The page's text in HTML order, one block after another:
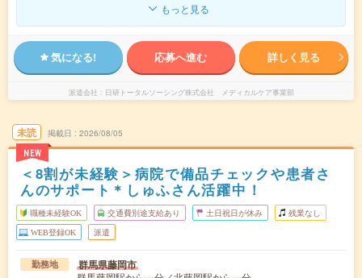
もっと見る
気になる! 応募へ進む 詳しく見る
派遣会社 日研トータルソーシング株式会社 メディカルケア事業部
未読
NEW
掲載日 2026/08/05
＜8割が未経験＞病院で備品チェックや患者さ
んのサポート＊しゅふさん活躍中！
職種未経験OK 交通費別途支給あり 土日祝日が休み 残業なし
WEB登録OK 派遣
勤務地 群馬県藤岡市